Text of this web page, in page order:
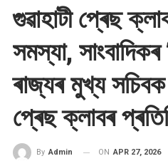
গুৱাহাটী প্ৰেছ
সমস্যা,
ৰাজ্যৰ মুখ্য সচিবক
প্ৰেছ ক্লাবৰ
By Admin ON APR 27, 2026